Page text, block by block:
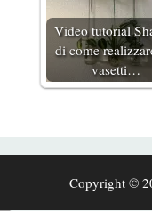
Video tutorial
di come
vasetti…
Copyright ©